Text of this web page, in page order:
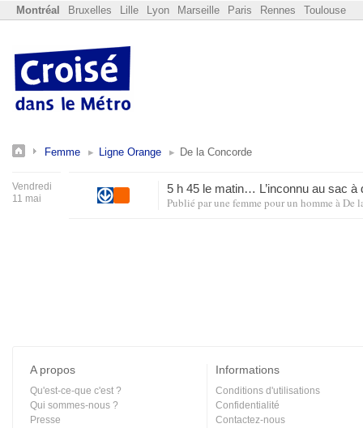
Montréal Bruxelles Lille Lyon Marseille Paris Rennes Toulouse
Femme Ligne Orange De la Concorde
Vendredi
11 mai
5 h 45 le matin… L’inconnu au sac
Publié parune femme pour un homme àDe
A propos
Qu'est-ce-que c'est ?
Qui sommes-nous ?
Presse
Informations
Conditions d'utilisations
Confidentialité
Contactez-nous